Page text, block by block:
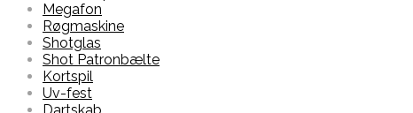
Megafon
Røgmaskine
Shotglas
Shot Patronbælte
Kortspil
Uv-fest